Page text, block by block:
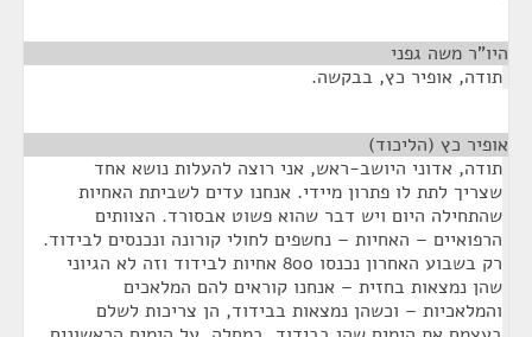
היו"ר משה גפני
תודה, אופיר כץ, בבקשה.
אופיר כץ (הליכוד)
תודה, אדוני היושב-ראש, אני רוצה להעלות נושא אחד
שצריך לתת לו פתרון מיידי. אנחנו עדים לשביתת האחיות
שהתחילה היום ויש דבר שהוא פשוט אבסורד. הצוותים
הרפואיים – האחיות – נחשפים לחולי קורונה ונכנסים לבידוד.
רק בשבוע האחרון נכנסו 800 אחיות לבידוד וזה לא הגיוני
שהן נמצאות בחזית – אנחנו קוראים להם המלאכים
והמלאכיות – וכשהן נמצאות בבידוד, הן צריכות לשלם